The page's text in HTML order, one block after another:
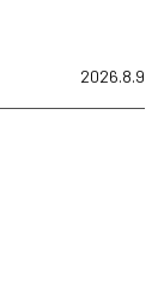
2026.8.9